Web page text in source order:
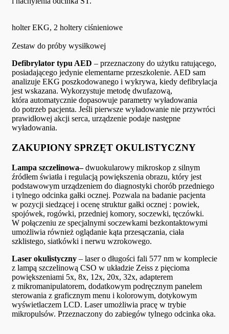
holter EKG, 2 holtery ciśnieniowe
Zestaw do próby wysiłkowej
Defibrylator typu AED – przeznaczony do użytku ratującego,
posiadającego jedynie elementarne przeszkolenie. AED sam
analizuje EKG poszkodowanego i wykrywa, kiedy defibrylacja
jest wskazana. Wykorzystuje metodę dwufazową,
która automatycznie dopasowuje parametry wyładowania
do potrzeb pacjenta. Jeśli pierwsze wyładowanie nie przywróci
prawidłowej akcji serca, urządzenie podaje następne
wyładowania.
ZAKUPIONY SPRZĘT OKULISTYCZNY
Lampa szczelinowa–dwuokularowy mikroskop z silnym
źródłem światła i regulacją powiększenia obrazu, który jest
podstawowym urządzeniem do diagnostyki chorób przedniego
i tylnego odcinka gałki ocznej. Pozwala na badanie pacjenta
w pozycji siedzącej i ocenę struktur gałki ocznej : powiek,
spojówek, rogówki, przedniej komory, soczewki, tęczówki.
W połączeniu ze specjalnymi soczewkami bezkontaktowymi
umożliwia również oglądanie kąta przesączania, ciała
szklistego, siatkówki i nerwu wzrokowego.
Laser okulistyczny – laser o długości fali 577 nm w komplecie
z lampą szczelinową CSO w układzie Zeiss z pięcioma
powiększeniami 5x, 8x, 12x, 20x, 32x, adapterem
z mikromanipulatorem, dodatkowym podręcznym panelem
sterowania z graficznym menu i kolorowym, dotykowym
wyświetlaczem LCD. Laser umożliwia pracę w trybie
mikropulsów. Przeznaczony do zabiegów tylnego odcinka oka.